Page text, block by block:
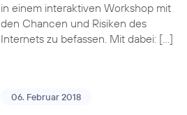
in einem interaktiven Workshop mit
den Chancen und Risiken des
Internets zu befassen. Mit dabei: […]
06. Februar 2018